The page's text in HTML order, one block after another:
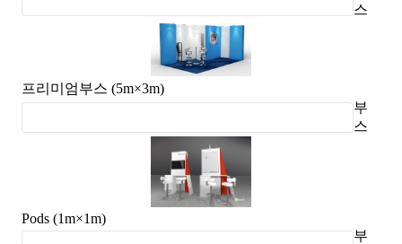
스
프리미엄부스 (5m×3m)
부
스
Pods (1m×1m)
부